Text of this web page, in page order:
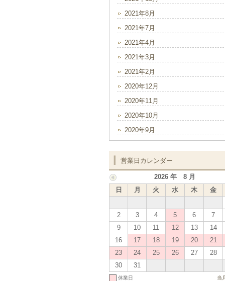
2021年8月
2021年7月
2021年4月
2021年3月
2021年2月
2020年12月
2020年11月
2020年10月
2020年9月
営業日カレンダー
2026 年 8 月
日
月 火 水 木 金
2
3 4 5 6 7
9
10 11 12 13 14
16
17 18 19 20 21
23
24 25 26 27 28
30
31
休業日 当